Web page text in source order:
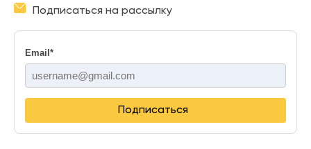
Подписаться на рассылку
Email *
Подписаться